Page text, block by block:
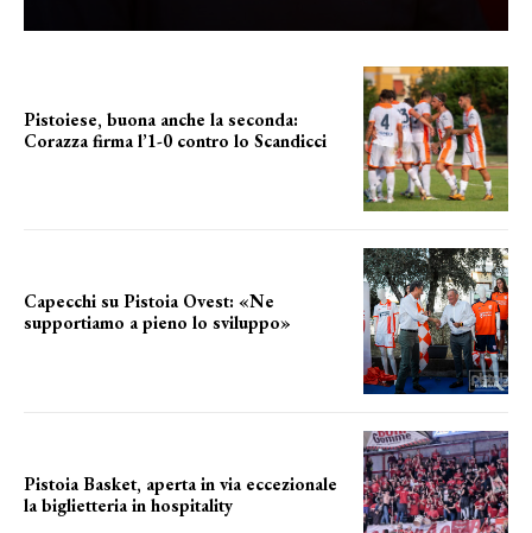
Pistoiese, buona anche la seconda:
Corazza firma l’1-0 contro lo Scandicci
Capecchi su Pistoia Ovest: «Ne
supportiamo a pieno lo sviluppo»
Pistoia Basket, aperta in via eccezionale
la biglietteria in hospitality